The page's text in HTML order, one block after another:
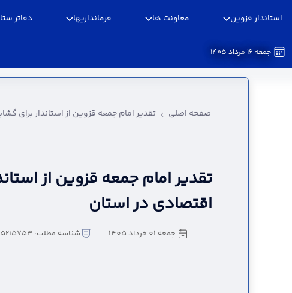
استاندار قزوین معاونت ها فرمانداریها دفاتر
جمعه 16 مرداد 1405
تقدیر امام جمعه قزوین از استاندار برای گشایش
صفحه اصلی تقدیر امام جمعه قزوین از استاندار برای
تقدیر امام جمعه قزوین از
اقتصادی در استان
جمعه 01 خرداد 1405 شناسه مطلب: 5215753